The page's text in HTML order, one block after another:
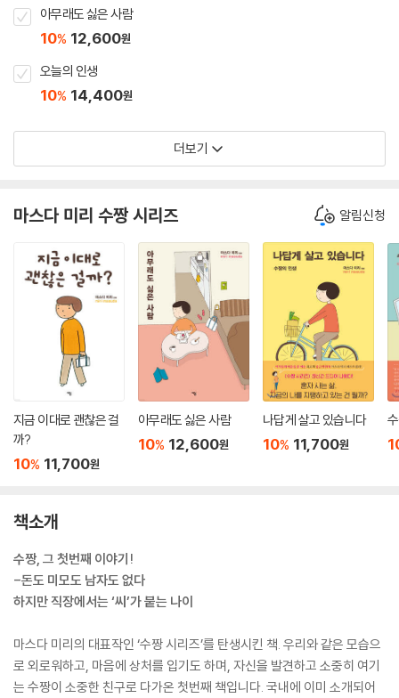
아무래도 싫은 사람
10% 12,600원
오늘의 인생
10% 14,400원
더보기
마스다 미리 수짱 시리즈 알림신청
지금 이대로 괜찮은 걸
까?
10% 11,700원
아무래도 싫은 사람
10% 12,600원
나답게 살고 있습니다
10% 11,700원
책소개
수짱, 그 첫번째 이야기!
-돈도 미모도 남자도 없다
하지만 직장에서는 ‘씨’가 붙는 나이
마스다 미리의 대표작인 ‘수짱 시리즈’를 탄생시킨 책. 우리와 같은 모습으
로 외로워하고, 마음에 상처를 입기도 하며, 자신을 발견하고 소중히 여기
는 수짱이 소중한 친구로 다가온 첫번째 책입니다. 국내에 이미 소개되어